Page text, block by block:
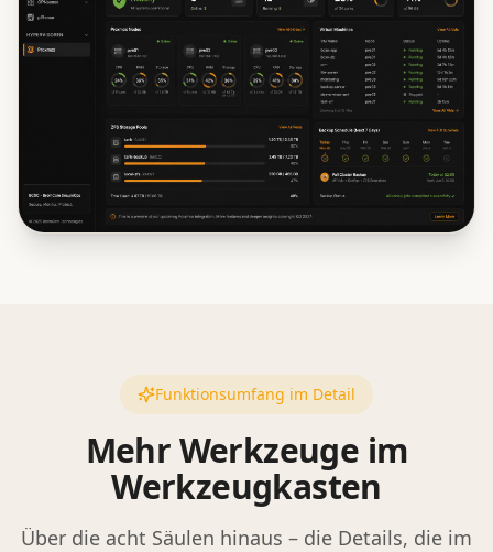
Funktionsumfang im Detail
Mehr Werkzeuge im
Werkzeugkasten
Über die acht Säulen hinaus – die Details, die im